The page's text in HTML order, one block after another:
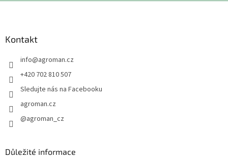
Kontakt
info@agroman.cz
+420 702 810 507
Sledujte nás na Facebooku
agroman.cz
@agroman_cz
Důležité informace